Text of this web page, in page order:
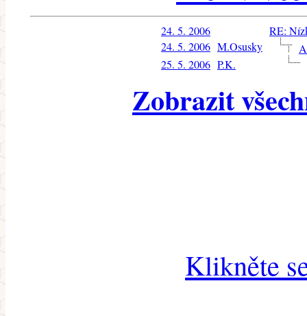
24. 5. 2006
RE:
24. 5. 2006 M.Osusky
25. 5. 2006 P.K.
Zobrazit
Klikněte